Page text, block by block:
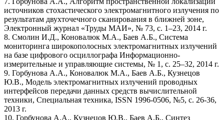
источников стохастического электромагнитного излучения по
результатам двухточечного сканирования в ближней зоне,
Электронный журнал «Труды МАИ», № 73, с. 1–23, 2014 г.
8. Смолин И.Д., Коновалюк М.А., Баев А.Б., Система
мониторинга широкополосных электромагнитных излучений
на базе цифрового осциллографа Информационно-
измерительные и управляющие системы, № 1, с. 25–32, 2014 г.
9. Горбунова А.А., Коновалюк М.А., Баев А.Б., Кузнецов
Ю.В., Модель электромагнитных излучений проводных
интерфейсов передачи данных средств вычислительной
техники, Специальная техника, ISSN 1996-0506, №5, с. 26-36,
2013 г.
10. Горбунова А.А., Кузнецов Ю.В., Баев А.Б., Синтез